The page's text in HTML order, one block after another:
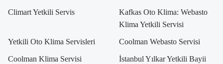
Climart Yetkili Servis
Kafkas Oto Klima: Webasto
Klima Yetkili Servisi
Yetkili Oto Klima Servisleri Coolman Webasto Servisi
Coolman Klima Servisi İstanbul Yılkar Yetkili Bayii